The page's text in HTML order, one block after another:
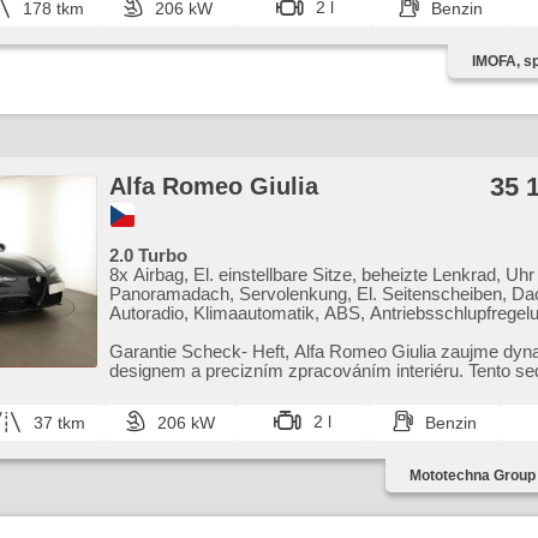
Bordcomputer, Antrieb 4x4, Antriebsschlupfregelung
Elektronisches Stabilitätsprogramm (ESP), Dachscheibe,
Panoramadach, Tempomat, Getönte Scheiben, Bi
Scheinwerfer, Start-Stop System, täglich Leuchten,
beheizte Lenkrad, Blind Spot Anzeige, Uhr Spur,
178 tkm 206 kW 2 l Benzin
IMOFA,
Alfa Romeo Giulia 35
2.0 Turbo
8x Airbag, El. einstellbare Sitze, beheizte Lenkrad, Uhr
Panoramadach, Servolenkung, El. Seitenscheiben,
Autoradio, Klimaautomatik, ABS,
Elektronisches Stabilitätsprogramm (ESP), beheizte
Ledersitze, Scheibenwischersensor, starten per
Garantie Scheck​- Heft,​ Alfa Romeo Giulia zaujme
designem a precizním zpracováním interiéru. Tento
37 tkm 206 kW 2 l Benzin
Mototechna Group